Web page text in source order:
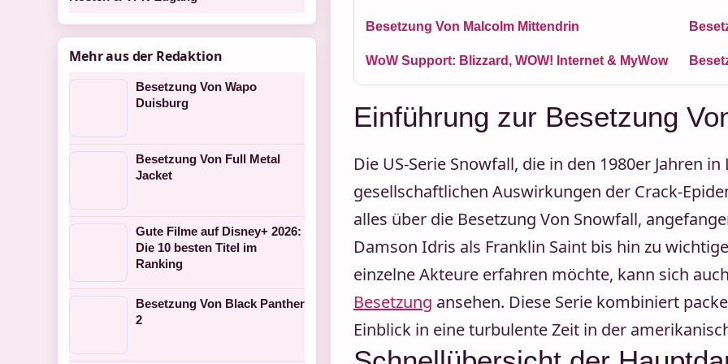
Besetzung Von Malcolm Mittendrin
WoW Support: Blizzard, WOW! Internet & MyWow
Einführung zur Besetzung
Die US-Serie Snowfall, die in den 1980er Jahren
gesellschaftlichen Auswirkungen der Crack-
alles über die Besetzung Von Snowfall,
Damson Idris als Franklin Saint bis hin zu
einzelne Akteure erfahren möchte, kann sich
Besetzung ansehen. Diese Serie kombiniert
Einblick in eine turbulente Zeit in der
Mehr aus der Redaktion
Besetzung Von Wapo
Duisburg
Besetzung Von Full Metal
Jacket
Gute Filme auf Disney+ 2026:
Die 10 besten Titel im
Ranking
Besetzung Von Black Panther
2